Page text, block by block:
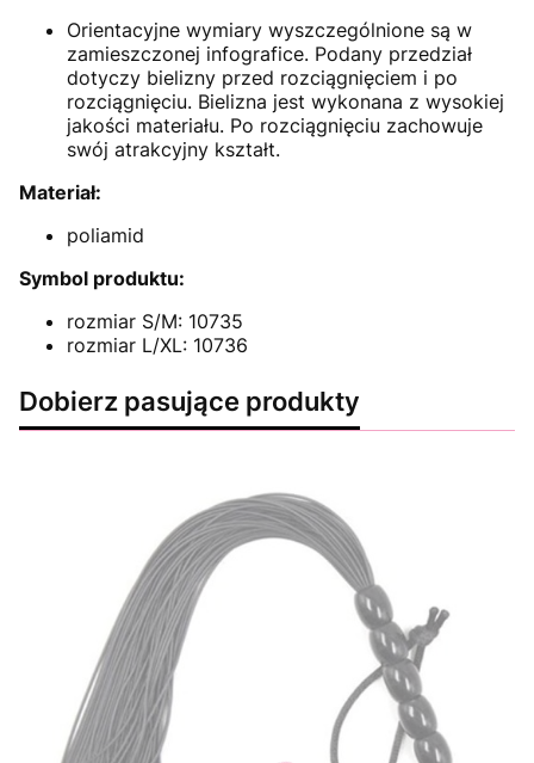
Orientacyjne wymiary wyszczególnione są w
zamieszczonej infografice. Podany przedział
dotyczy bielizny przed rozciągnięciem i po
rozciągnięciu. Bielizna jest wykonana z wysokiej
jakości materiału. Po rozciągnięciu zachowuje
swój atrakcyjny kształt.
Materiał:
poliamid
Symbol produktu:
rozmiar S/M: 10735
rozmiar L/XL: 10736
Dobierz pasujące produkty